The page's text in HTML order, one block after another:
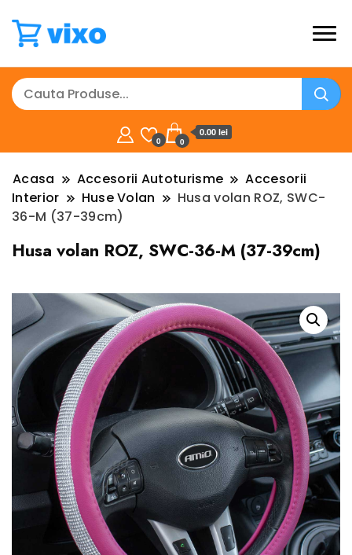
0 0
0.00 lei
Acasa Accesorii Autoturisme
Accesorii
Interior
Huse Volan
Husa volan ROZ, SWC-
36-M (37-39cm)
Husa volan ROZ, SWC-36-M (37-39cm)